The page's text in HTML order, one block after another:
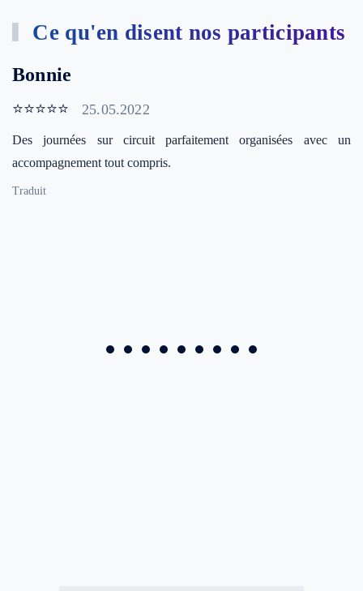
Ce qu'en disent nos participants
Bonnie
⭐⭐⭐⭐⭐ 25.05.2022
Des journées sur circuit parfaitement organisées avec un
accompagnement tout compris.
Traduit